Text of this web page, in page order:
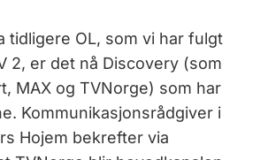
tidligere OL, som vi har fulgt
2, er det nå Discovery (som
MAX og TVNorge) som har
Kommunikasjonsrådgiver i
Hojem bekrefter via